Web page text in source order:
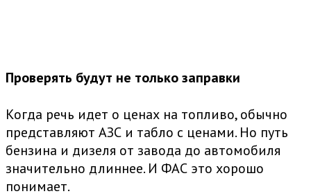
Проверять будут не только заправки
Когда речь идет о ценах на топливо, обычно
представляют АЗС и табло с ценами. Но путь
бензина и дизеля от завода до автомобиля
значительно длиннее. И ФАС это хорошо
понимает.